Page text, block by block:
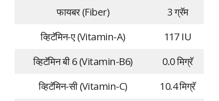
फायबर (Fiber)
3 ग्रॅम
व्हिटॅमिन-ए (Vitamin-A)
117 IU
व्हिटॅमिन बी 6 (Vitamin-B6)
0.0 मिग्रॅ
व्हिटॅमिन-सी (Vitamin-C)
10.4 मिग्रॅ